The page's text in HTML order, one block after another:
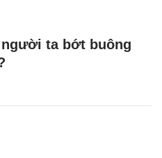
ta bớt buông